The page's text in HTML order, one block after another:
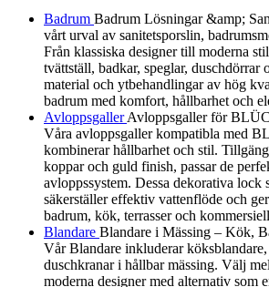
Badrum Badrum Lösningar &amp;
vårt urval av sanitetsporslin,
Från klassiska designer till moderna
tvättställ, badkar, speglar, duschdörrar
material och ytbehandlingar av hög
badrum med komfort, hållbarhet och
AvloppsgallerAvloppsgaller för
Våra avloppsgaller kompatibla med
kombinerar hållbarhet och stil.
koppar och guld finish, passar de
avloppssystem. Dessa dekorativa lock
säkerställer effektiv vattenflöde och
badrum, kök, terrasser och
Blandare Blandare i Mässing – Kök,
Vår Blandare inkluderar
duschkranar i hållbar mässing. Välj
moderna designer med alternativ som